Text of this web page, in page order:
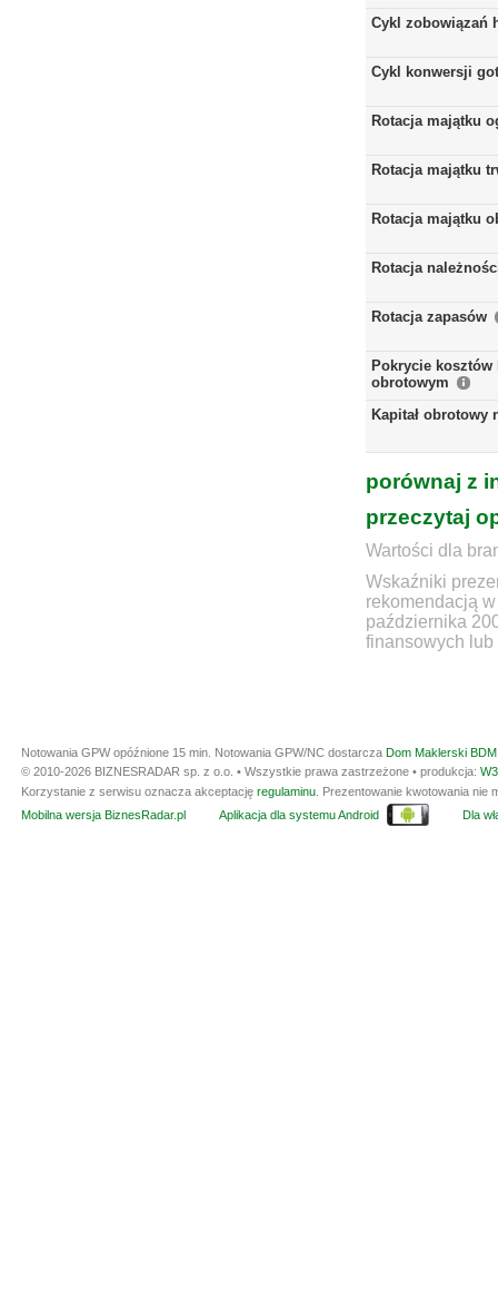
Cykl zobowiązań
Cykl konwersji
Rotacja majątku
Rotacja majątku
Rotacja majątku
Rotacja
Rotacja zapasów
Pokrycie kosztów
obrotowym
Kapitał obrotowy
porównaj z
przeczytaj
Wartości dla
Wskaźniki
rekomendacją
października
finansowych lub
Notowania GPW opóźnione 15 min. Notowania GPW/NC dostarcza Dom Maklerski
© 2010-2026 BIZNESRADAR sp. z o.o. • Wszystkie prawa zastrzeżone • produkcja:
Korzystanie z serwisu oznacza akceptację regulaminu . Prezentowanie kwotowania
Mobilna wersja BiznesRadar.pl
Aplikacja dla systemu Android Dla